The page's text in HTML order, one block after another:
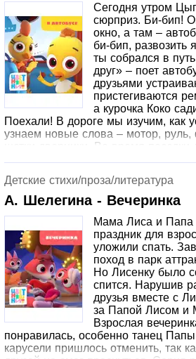
Сегодня утром
сюрприз. Би-бип!
окно, а там –
би-бип, развозить
ты собрался в
друг» – поет
друзьями
пристегиваются
а курочка Коко
Поехали! В дороге мы изучим, как
узнаем новые слова – мотор,
щетки-дворники. Во время поездки
как движутся щетки-дворники.
повторять все эти движения за
Детские стихи/проза/литература
А. Шелегина - Вечеринка
Мама Лиса и Папа
праздник для
уложили спать.
поход в парк
Но Лисенку было
спится. Нарушив
друзья вместе с
за Папой Лисом и
Взрослая
понравилась, особенно танец
карусели пришлось отменить, так